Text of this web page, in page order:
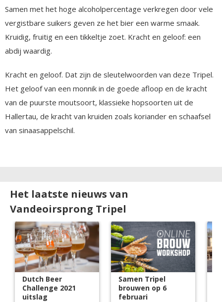
Samen met het hoge alcoholpercentage verkregen door vele
vergistbare suikers geven ze het bier een warme smaak.
Kruidig, fruitig en een tikkeltje zoet. Kracht en geloof: een
abdij waardig.
Kracht en geloof. Dat zijn de sleutelwoorden van deze Tripel.
Het geloof van een monnik in de goede afloop en de kracht
van de puurste moutsoort, klassieke hopsoorten uit de
Hallertau, de kracht van kruiden zoals koriander en schaafsel
van sinaasappelschil.
Het laatste nieuws van
Vandeoirsprong Tripel
Dutch Beer
Challenge 2021
uitslag
Samen Tripel
brouwen op 6
februari